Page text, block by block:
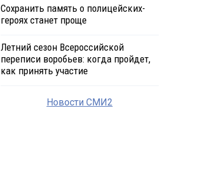
Сохранить память о полицейских-
героях станет проще
Летний сезон Всероссийской
переписи воробьев: когда пройдет,
как принять участие
Новости СМИ2